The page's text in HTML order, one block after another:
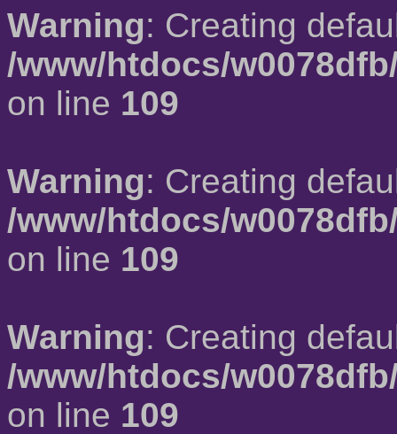
Warning: Creating
/www/htdocs/
on line 109
Warning: Creating
/www/htdocs/
on line 109
Warning: Creating
/www/htdocs/
on line 109